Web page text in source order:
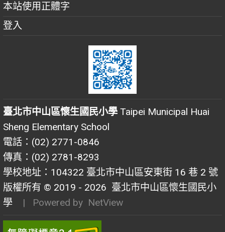
本站使用正體字
登入
臺北市中山區懷生國民小學 Taipei Municipal Huai
Sheng Elementary School
電話：(02) 2771-0846
傳真：(02) 2781-8293
學校地址：104322 臺北市中山區安東街 16 巷 2 號
版權所有 © 2019 - 2026 臺北市中山區懷生國民小
學
| Powered by NetView